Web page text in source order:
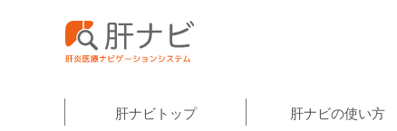
肝ナビトップ 肝ナビの使い方